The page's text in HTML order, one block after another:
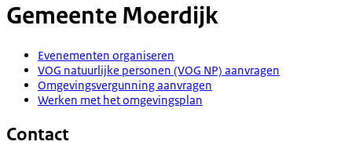
Gemeente Moerdijk
Evenementen organiseren
VOG natuurlijke personen (VOG NP) aanvragen
Omgevingsvergunning aanvragen
Werken met het omgevingsplan
Contact